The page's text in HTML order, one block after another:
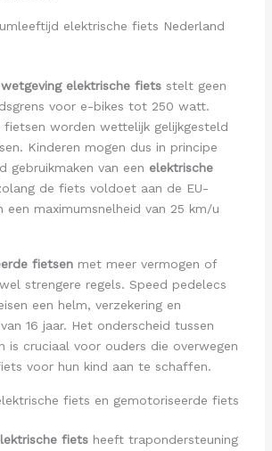
elektrische fiets Nederland
wetgeving elektrische fietsstelt geen
voor e-bikes tot 250 watt.
fietsen worden wettelijk gelijkgesteld
Kinderen mogen dus in principe
gebruikmaken van een elektrische
de fiets voldoet aan de EU-
een maximumsnelheid van 25 km/u
fietsenmet meer vermogen of
strengere regels. Speed pedelecs
een helm, verzekering en
16 jaar. Het onderscheid tussen
is cruciaal voor ouders die overwegen
voor hun kind aan te schaffen.
fiets en gemotoriseerde fiets
fietsheeft trapondersteuning